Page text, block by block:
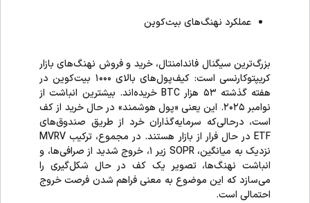
عملکرد نهنگ‌های بیت‌کوین
بزرگ‌ترین سیگنال فاندامنتال، خرید و فروش نهنگ‌های بازار
کریپتوکارنسی است: کیف‌پول‌های بالای ۱۰۰۰ بیت‌کوین در
هفته گذشته ۵۳ هزار BTC خریده‌اند. بیشترین انباشت از
نوامبر ۲۰۲۵. این یعنی «پول هوشمند» در حال خرید از کف
است، درحالی‌که سرمایه‌گذاران خرد از طریق صندوق‌های
ETF در حال فرار از بازار هستند. در مجموع، ترکیب MVRV
نزدیک به میانگین، SOPR زیر ۱، خروج شدید از صرافی‌ها، و
انباشت نهنگ‌ها، تصویر یک کف در حال شکل‌گیری را
می‌سازد که این موضوع به معنی فراهم شدن فرصت خروج
احتمالی است.